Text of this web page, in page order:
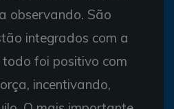
observando. São
integrados com a
todo foi positivo com
incentivando,